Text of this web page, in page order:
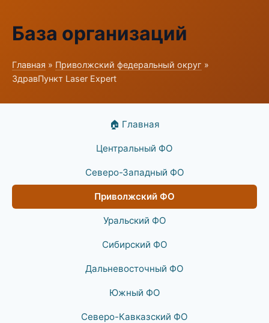
База организаций
Главная » Приволжский федеральный округ »
ЗдравПункт Laser Expert
🏠 Главная
Центральный ФО
Северо-Западный ФО
Приволжский ФО
Уральский ФО
Сибирский ФО
Дальневосточный ФО
Южный ФО
Северо-Кавказский ФО